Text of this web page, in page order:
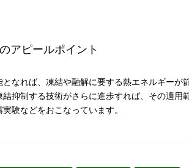
アピールポイント
なれば、凍結や融解に要する熱エネルギー
抑制する技術がさらに進歩すれば、その適
験などをおこなっています。